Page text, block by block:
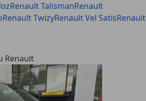
Renault TalismanRenault
Renault TwizyRenault Vel SatisRenault
Renault